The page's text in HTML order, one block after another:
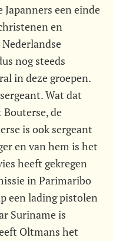
een einde
en
nog steeds
in deze groepen.
Wat dat
de
is ook sergeant
en van hem is het
heeft gekregen
in Parimaribo
een lading pistolen
Suriname is
Oltmans het